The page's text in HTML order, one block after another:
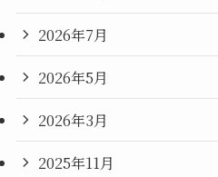
2026年7月
2026年5月
2026年3月
2025年11月